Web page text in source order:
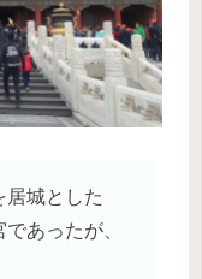
居城とした
あったが、